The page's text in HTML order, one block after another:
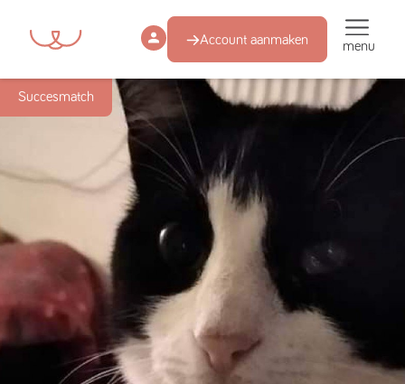
Account aanmaken menu
Succesmatch